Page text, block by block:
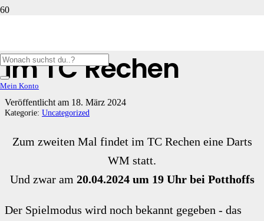
Mein Konto
im TC Rechen
Veröffentlicht am 18. März 2024
Kategorie: Uncategorized
Zum zweiten Mal findet im TC Rechen eine Darts
WM statt.
Und zwar am 20.04.2024 um 19 Uhr bei Potthoffs
Der Spielmodus wird noch bekannt gegeben - das